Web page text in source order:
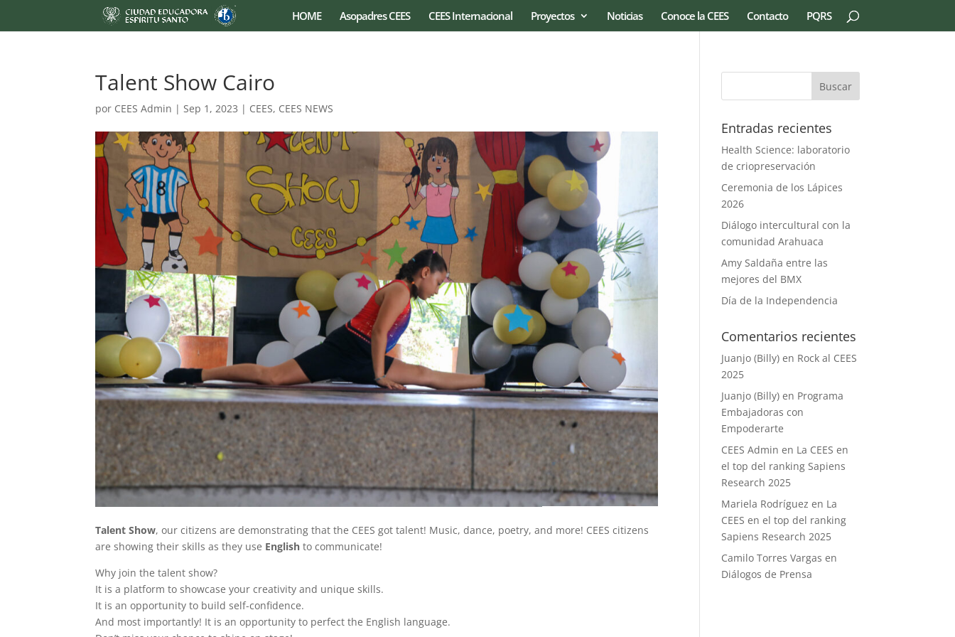
HOME Asopadres CEES CEES Internacional Proyectos Noticias Conoce la CEES Contacto PQRS
Talent Show Cairo
por CEES Admin |Sep 1, 2023 | CEES, CEES NEWS
Talent Show, our citizens are demonstrating that the CEES got talent! Music, dance, poetry, and more! CEES citizens
are showing their skills as they use English to communicate!
Why join the talent show?
It is a platform to showcase your creativity and unique skills.
It is an opportunity to build self-confidence.
And most importantly! It is an opportunity to perfect the English language.
Entradas recientes
Health Science: laboratorio
de criopreservación
Ceremonia de los Lápices
2026
Diálogo intercultural con la
comunidad Arahuaca
Amy Saldaña entre las
mejores del BMX
Día de la Independencia
Comentarios recientes
Juanjo (Billy) en Rock al CEES
2025
Juanjo (Billy) en Programa
Embajadoras con
Empoderarte
CEES Admin en La CEES en
el top del ranking Sapiens
Research 2025
Mariela Rodríguez en La
CEES en el top del ranking
Sapiens Research 2025
Camilo Torres Vargas en
Diálogos de Prensa